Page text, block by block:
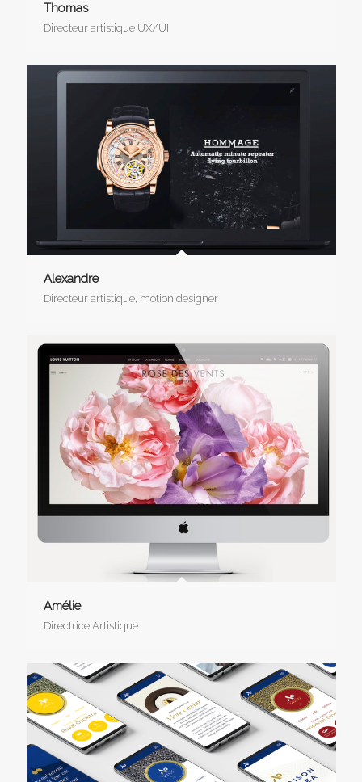
Thomas
Directeur artistique UX/UI
Alexandre
Directeur artistique, motion designer
Amélie
Directrice Artistique